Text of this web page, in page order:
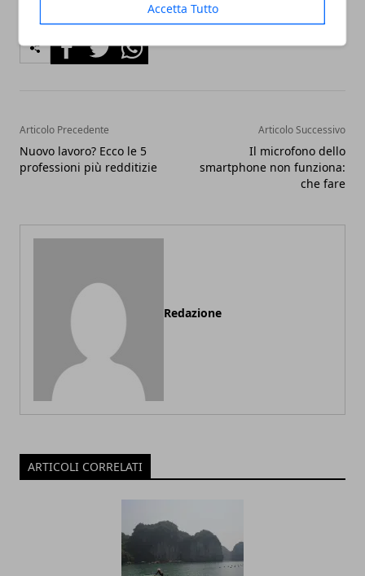
Accetta Tutto
Articolo Precedente
Nuovo lavoro? Ecco le 5
professioni più redditizie
Articolo Successivo
Il microfono dello
smartphone non funziona:
che fare
Redazione
ARTICOLI CORRELATI